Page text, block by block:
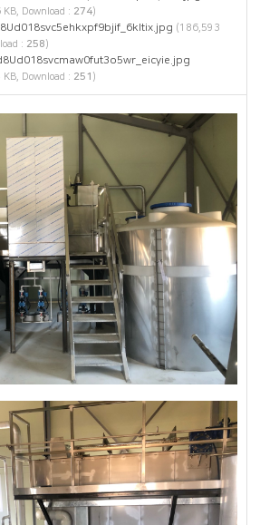
Download : 274)
(186,593
: 258)
Download : 251 )